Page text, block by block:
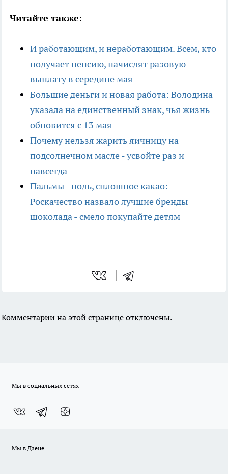
Читайте также:
И работающим, и неработающим. Всем, кто
получает пенсию, начислят разовую
выплату в середине мая
Большие деньги и новая работа: Володина
указала на единственный знак, чья жизнь
обновится с 13 мая
Почему нельзя жарить яичницу на
подсолнечном масле - усвойте раз и
навсегда
Пальмы - ноль, сплошное какао:
Роскачество назвало лучшие бренды
шоколада - смело покупайте детям
Комментарии на этой странице отключены.
Мы в социальных сетях
Мы в Дзене